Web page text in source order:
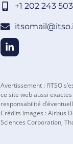
+1 202 243
Avertissement : l’ITSO
ce site web aussi
responsabilité
Crédits images : Airbus
Sciences Corporation,